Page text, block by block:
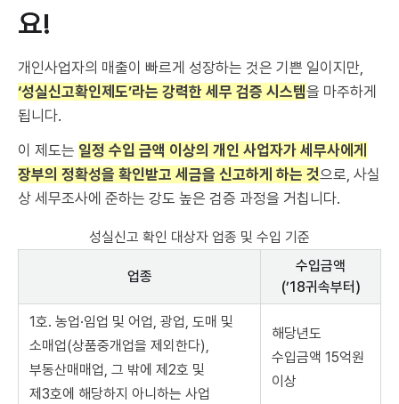
요!
개인사업자의 매출이 빠르게 성장하는 것은 기쁜 일이지만,
‘성실신고확인제도’라는 강력한 세무 검증 시스템을 마주하게
됩니다.
이 제도는 일정 수입 금액 이상의 개인 사업자가 세무사에게
장부의 정확성을 확인받고 세금을 신고하게 하는 것으로, 사실
상 세무조사에 준하는 강도 높은 검증 과정을 거칩니다.
성실신고 확인 대상자 업종 및 수입 기준
업종
수입금액
(’18귀속부터)
1호. 농업·임업 및 어업, 광업, 도매 및
소매업(상품중개업을 제외한다),
부동산매매업, 그 밖에 제2호 및
제3호에 해당하지 아니하는 사업
해당년도
수입금액 15억원
이상